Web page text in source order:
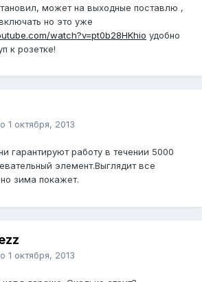
может на выходные поставлю ,
но это уже
watch?v=pt0b28HKhio удобно
к розетке!
1 октября, 2013
гарантируют работу в течении 5000
элемент.Выглядит все
зима покажет.
1 октября, 2013